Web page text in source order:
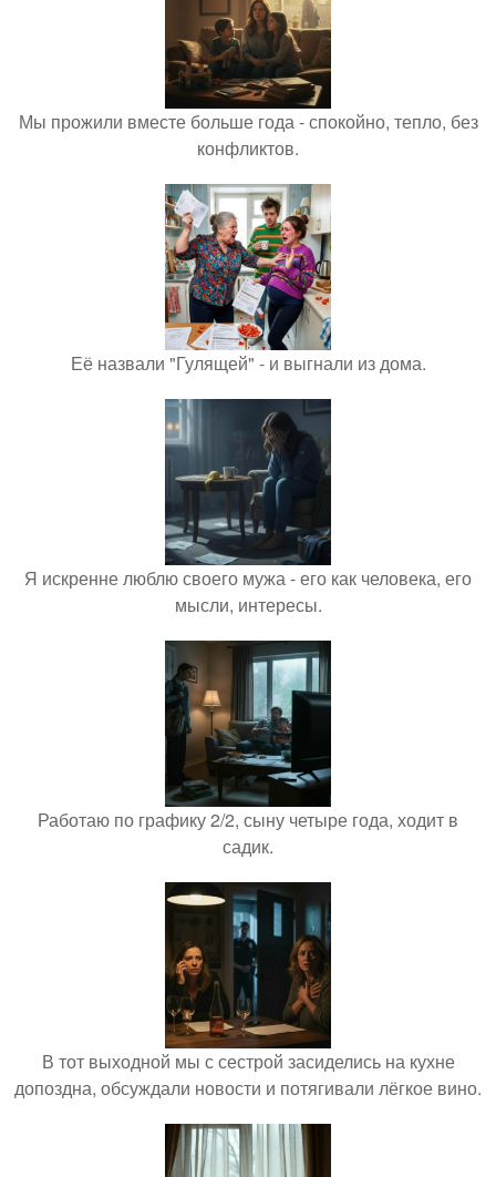
Мы прожили вместе больше года - спокойно, тепло, без
конфликтов.
Её назвали "Гулящей" - и выгнали из дома.
Я искренне люблю своего мужа - его как человека, его
мысли, интересы.
Работаю по графику 2/2, сыну четыре года, ходит в
садик.
В тот выходной мы с сестрой засиделись на кухне
допоздна, обсуждали новости и потягивали лёгкое вино.